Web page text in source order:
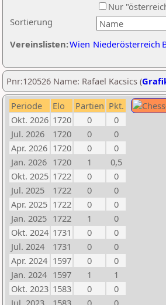
Sortierung
Nur
Vereinslisten:Wien Niederösterreich
Pnr:120526 Name: Rafael Kacsics (
Periode Elo Partien Pkt.
Okt. 2026 1720 0
0
Jul. 2026
1720 0
0
Apr. 2026 1720 0
0
Jan. 2026 1720 1
0,5
Okt. 2025 1722 0
0
Jul. 2025
1722 0
0
Apr. 2025 1722 0
0
Jan. 2025 1722 1
0
Okt. 2024 1731 0
0
Jul. 2024
1731 0
0
Apr. 2024 1597 0
0
Jan. 2024 1597 1
1
Okt. 2023 1583 0
0
Jul. 2023
1583 0
0